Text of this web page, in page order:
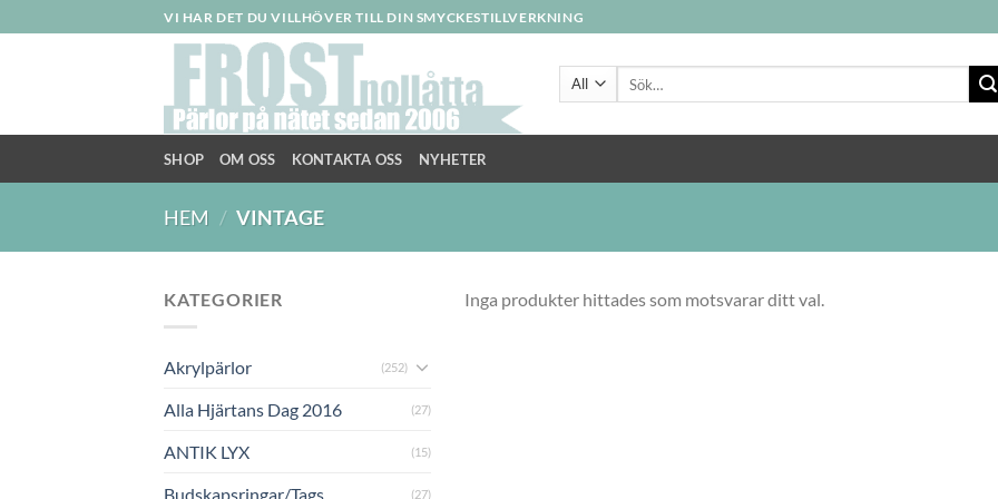
to
VI HAR DET DU VILLHÖVER TILL DIN SMYCKESTILLVERKNING
SHOP OM OSS KONTAKTA OSS NYHETER
HEM / VINTAGE
KATEGORIER
Akrylpärlor (252)
Alla Hjärtans Dag 2016 (27)
ANTIK LYX (15)
Budskapsringar/Tags (27)
Inga produkter hittades som motsvarar ditt val.